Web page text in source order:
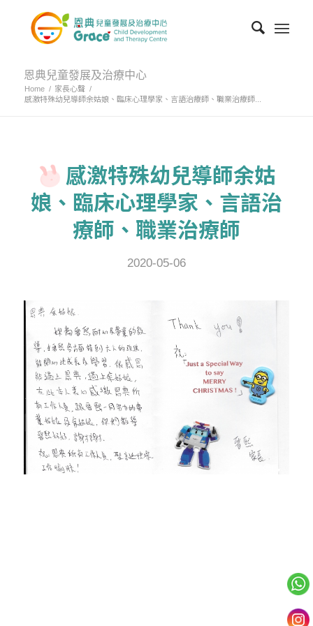
恩典兒童發展及治療中心
Home / 家長心聲 /
感激特殊幼兒導師余姑娘、臨床心理學家、言語治療師、職業治療師...
感激特殊幼兒導師余姑
娘、臨床心理學家、言語治
療師、職業治療師
2020-05-06